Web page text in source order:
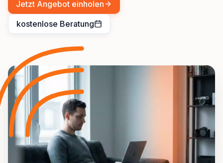
Jetzt Angebot einholen
kostenlose Beratung